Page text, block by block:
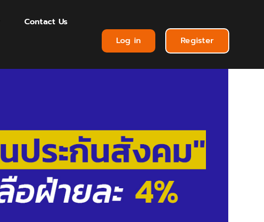
Contact Us
Log in Register